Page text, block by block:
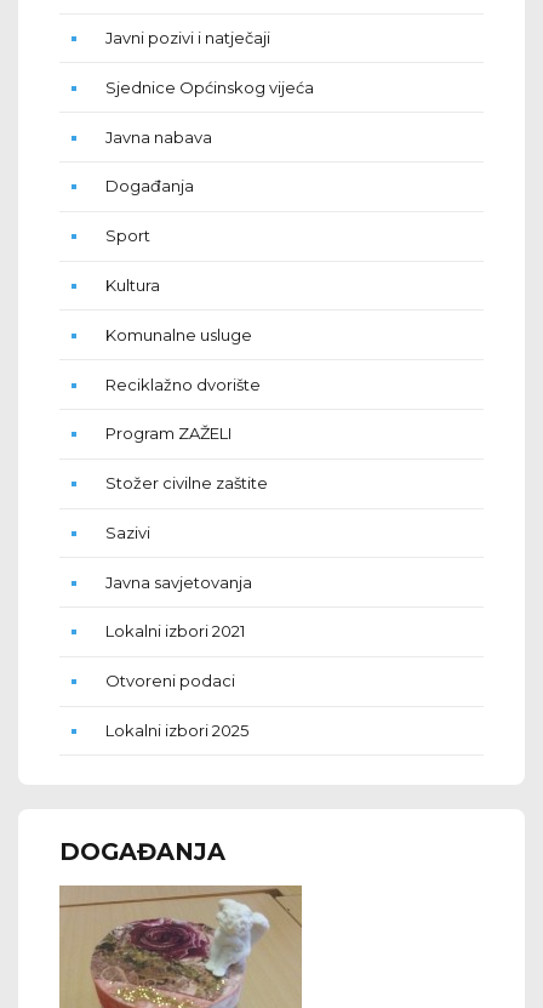
Javni pozivi i natječaji
Sjednice Općinskog vijeća
Javna nabava
Događanja
Sport
Kultura
Komunalne usluge
Reciklažno dvorište
Program ZAŽELI
Stožer civilne zaštite
Sazivi
Javna savjetovanja
Lokalni izbori 2021
Otvoreni podaci
Lokalni izbori 2025
DOGAĐANJA